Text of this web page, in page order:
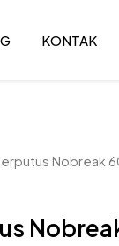
KONTAK
Nobreak